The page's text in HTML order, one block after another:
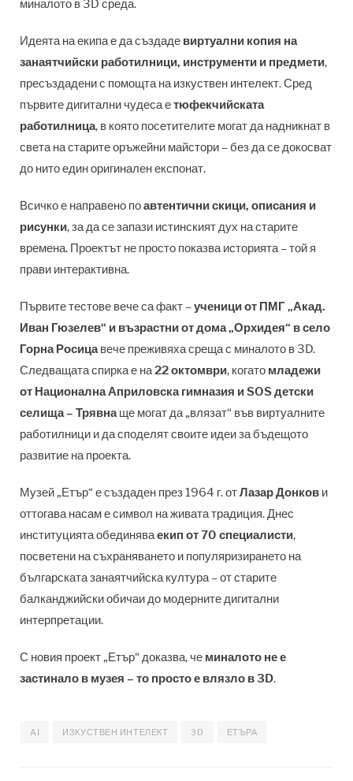
миналото в 3D среда.
Идеята на екипа е да създаде виртуални копия на
занаятчийски работилници, инструменти и предмети,
пресъздадени с помощта на изкуствен интелект. Сред
първите дигитални чудеса етюфекчийската
работилница, в която посетителите могат да надникнат в
света на старите оръжейни майстори – без да се докосват
до нито един оригинален експонат.
Всичко е направено поавтентични скици, описания и
рисунки, за да се запази истинският дух на старите
времена. Проектът не просто показва историята – той я
прави интерактивна.
Първите тестове вече са факт –ученици от ПМГ „Акад.
Иван Гюзелев“ и възрастни от дома „Орхидея“ в село
Горна Росицавече преживяха среща с миналото в 3D.
Следващата спирка е на22 октомври, когато младежи
от Национална Априловска гимназия и SOS детски
селища – Трявнаще могат да „влязат“ във виртуалните
работилници и да споделят своите идеи за бъдещото
развитие на проекта.
Музей „Етър“ е създаден през 1964 г. отЛазар Донков и
оттогава насам е символ на живата традиция. Днес
институцията обединяваекип от 70 специалисти,
посветени на съхраняването и популяризирането на
българската занаятчийска култура – от старите
балканджийски обичаи до модерните дигитални
интерпретации.
С новия проект „Етър“ доказва, че миналото не е
застинало в музея – то просто е влязло в 3D.
AI ИЗКУСТВЕН ИНТЕЛЕКТ 3D ЕТЪРА